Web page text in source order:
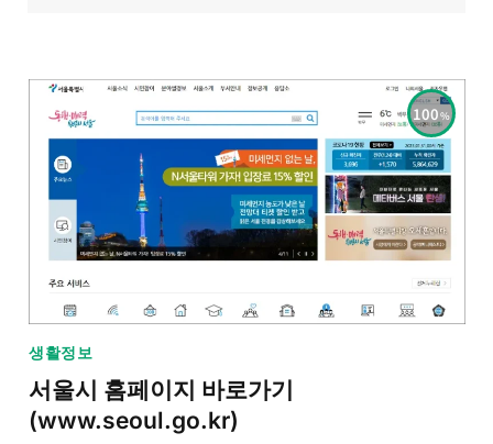
100
생활정보
서울시 홈페이지 바로가기
(www.seoul.go.kr)